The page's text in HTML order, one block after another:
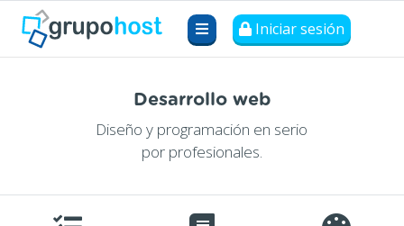
Iniciar sesión
Desarrollo web
Diseño y programación en serio
por profesionales.